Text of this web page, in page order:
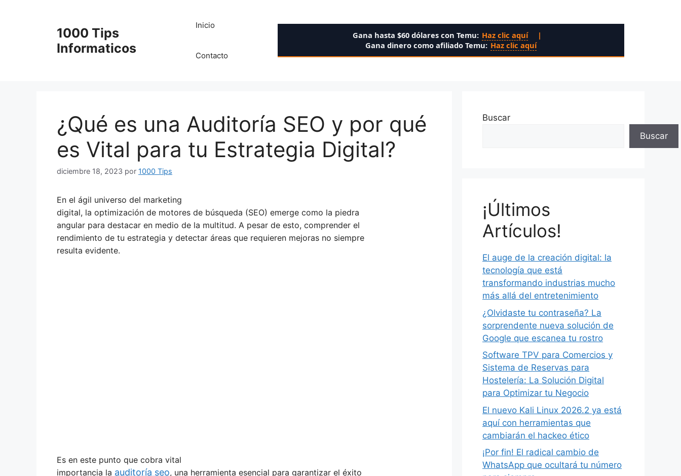
1000 Tips
Informaticos
Inicio
Contacto
Gana hasta $60 dólares con Temu: Haz clic aquí
|
Gana dinero como afiliado Temu: Haz clic aquí
¿Qué es una Auditoría SEO y por qué
es Vital para tu Estrategia Digital?
diciembre 18, 2023 por 1000 Tips
En el ágil universo del marketing
digital, la optimización de motores de búsqueda (SEO) emerge como la piedra
angular para destacar en medio de la multitud. A pesar de esto, comprender el
rendimiento de tu estrategia y detectar áreas que requieren mejoras no siempre
resulta evidente.
Es en este punto que cobra vital
importancia la auditoría seo, una herramienta esencial para garantizar el éxito
Buscar
Buscar
¡Últimos
Artículos!
El auge de la creación digital: la
tecnología que está
transformando industrias mucho
más allá del entretenimiento
¿Olvidaste tu contraseña? La
sorprendente nueva solución de
Google que escanea tu rostro
Software TPV para Comercios y
Sistema de Reservas para
Hostelería: La Solución Digital
para Optimizar tu Negocio
El nuevo Kali Linux 2026.2 ya está
aquí con herramientas que
cambiarán el hackeo ético
¡Por fin! El radical cambio de
WhatsApp que ocultará tu número